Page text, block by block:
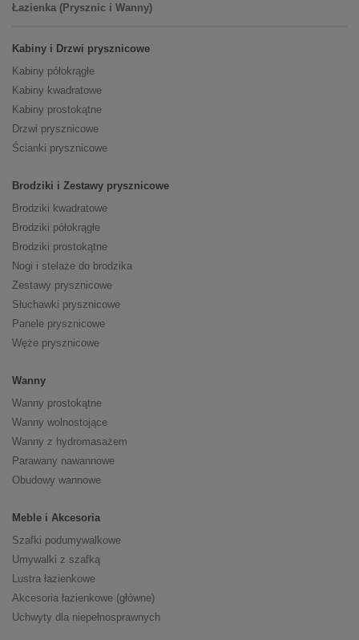
Łazienka (Prysznic i Wanny)
Kabiny i Drzwi prysznicowe
Kabiny półokrągłe
Kabiny kwadratowe
Kabiny prostokątne
Drzwi prysznicowe
Ścianki prysznicowe
Brodziki i Zestawy prysznicowe
Brodziki kwadratowe
Brodziki półokrągłe
Brodziki prostokątne
Nogi i stelaże do brodzika
Zestawy prysznicowe
Słuchawki prysznicowe
Panele prysznicowe
Węże prysznicowe
Wanny
Wanny prostokątne
Wanny wolnostojące
Wanny z hydromasażem
Parawany nawannowe
Obudowy wannowe
Meble i Akcesoria
Szafki podumywalkowe
Umywalki z szafką
Lustra łazienkowe
Akcesoria łazienkowe (główne)
Uchwyty dla niepełnosprawnych